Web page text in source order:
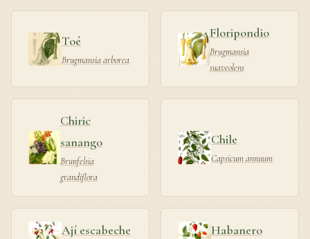
Toé
Brugmansia arborea
Floripondio
Brugmansia
suaveolens
Chiric
sanango
Brunfelsia
grandiflora
Chile
Capsicum annuum
Ají escabeche Habanero